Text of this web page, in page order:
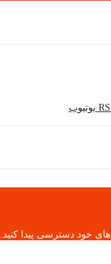
یوتیوب
خود دسترسی پیدا کنید.